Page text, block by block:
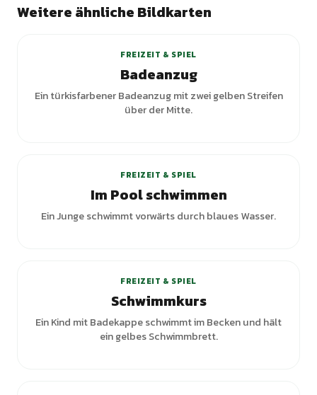
Weitere ähnliche Bildkarten
FREIZEIT & SPIEL
Badeanzug
Ein türkisfarbener Badeanzug mit zwei gelben Streifen
über der Mitte.
FREIZEIT & SPIEL
Im Pool schwimmen
Ein Junge schwimmt vorwärts durch blaues Wasser.
FREIZEIT & SPIEL
Schwimmkurs
Ein Kind mit Badekappe schwimmt im Becken und hält
ein gelbes Schwimmbrett.